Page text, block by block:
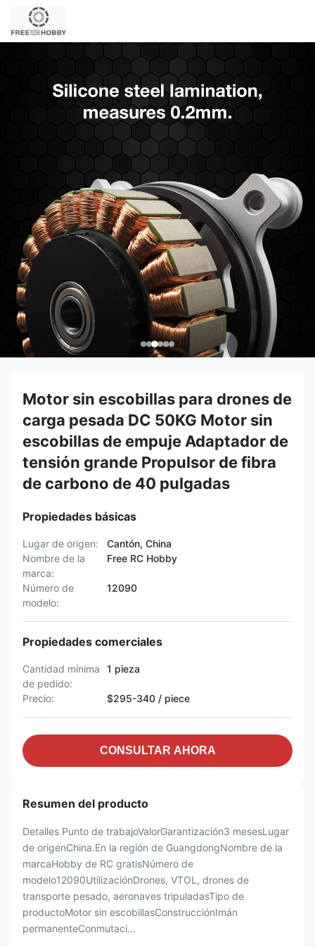
Motor sin escobillas para drones de
carga pesada DC 50KG Motor sin
escobillas de empuje Adaptador de
tensión grande Propulsor de fibra
de carbono de 40 pulgadas
Propiedades básicas
Lugar de origen:
Cantón, China
Nombre de la
marca:
Free RC Hobby
Número de
modelo:
12090
Propiedades comerciales
Cantidad mínima
de pedido:
1 pieza
Precio: $295-340 / piece
CONSULTAR AHORA
Resumen del producto
Detalles Punto de trabajoValorGarantización3 mesesLugar
de origenChina.En la región de GuangdongNombre de la
marcaHobby de RC gratisNúmero de
modelo12090UtilizaciónDrones, VTOL, drones de
transporte pesado, aeronaves tripuladasTipo de
productoMotor sin escobillasConstrucciónImán
permanenteConmutaci...